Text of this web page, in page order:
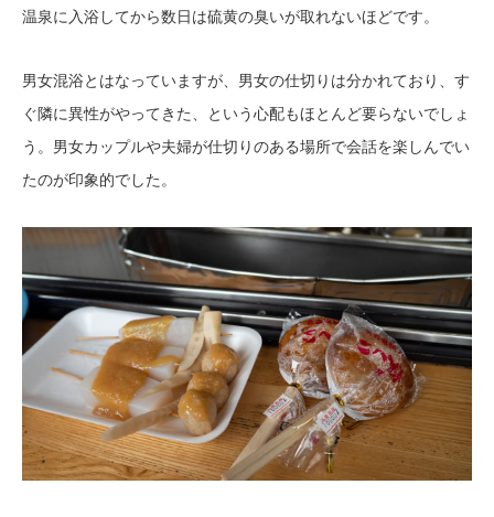
温泉に入浴してから数日は硫黄の臭いが取れないほどです。
男女混浴とはなっていますが、男女の仕切りは分かれており、す
ぐ隣に異性がやってきた、という心配もほとんど要らないでしょ
う。男女カップルや夫婦が仕切りのある場所で会話を楽しんでい
たのが印象的でした。